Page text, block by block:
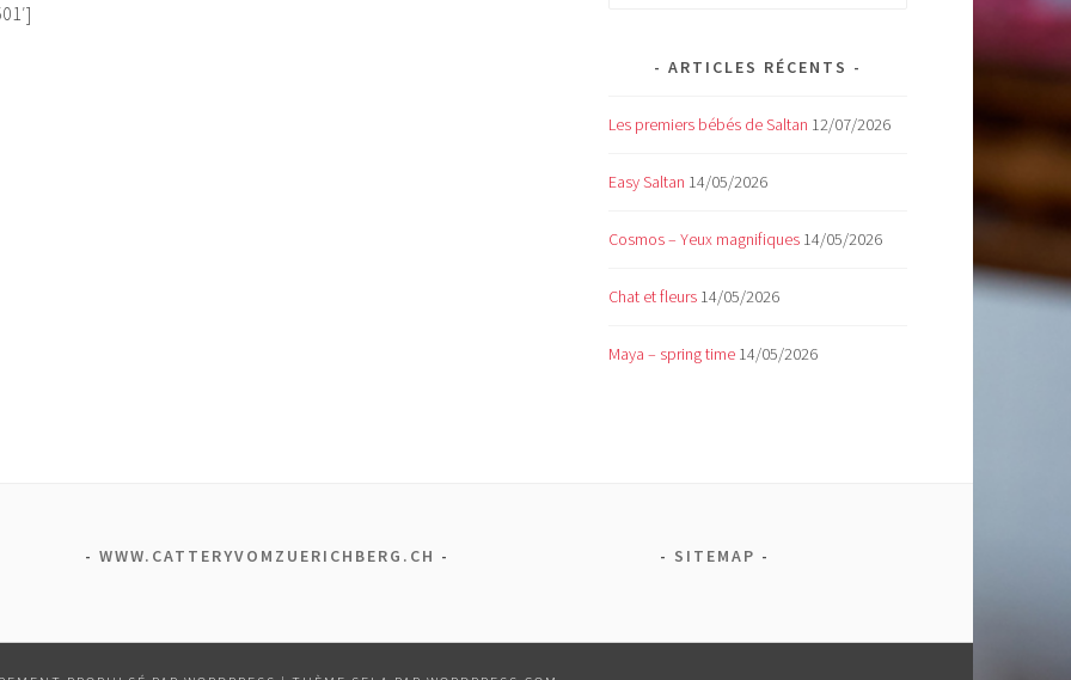
ARTICLES RÉCENTS
Les premiers bébés de Saltan 12/07/2026
Easy Saltan 14/05/2026
Cosmos – Yeux magnifiques 14/05/2026
Chat et fleurs 14/05/2026
Maya – spring time 14/05/2026
WWW.CATTERYVOMZUERICHBERG.CH SITEMAP